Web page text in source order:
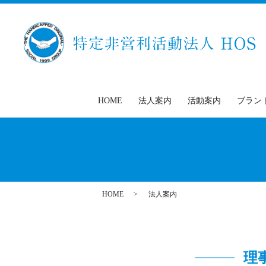
HOME 法人案内 活動案内 ブラン
HOME 法人案内
理